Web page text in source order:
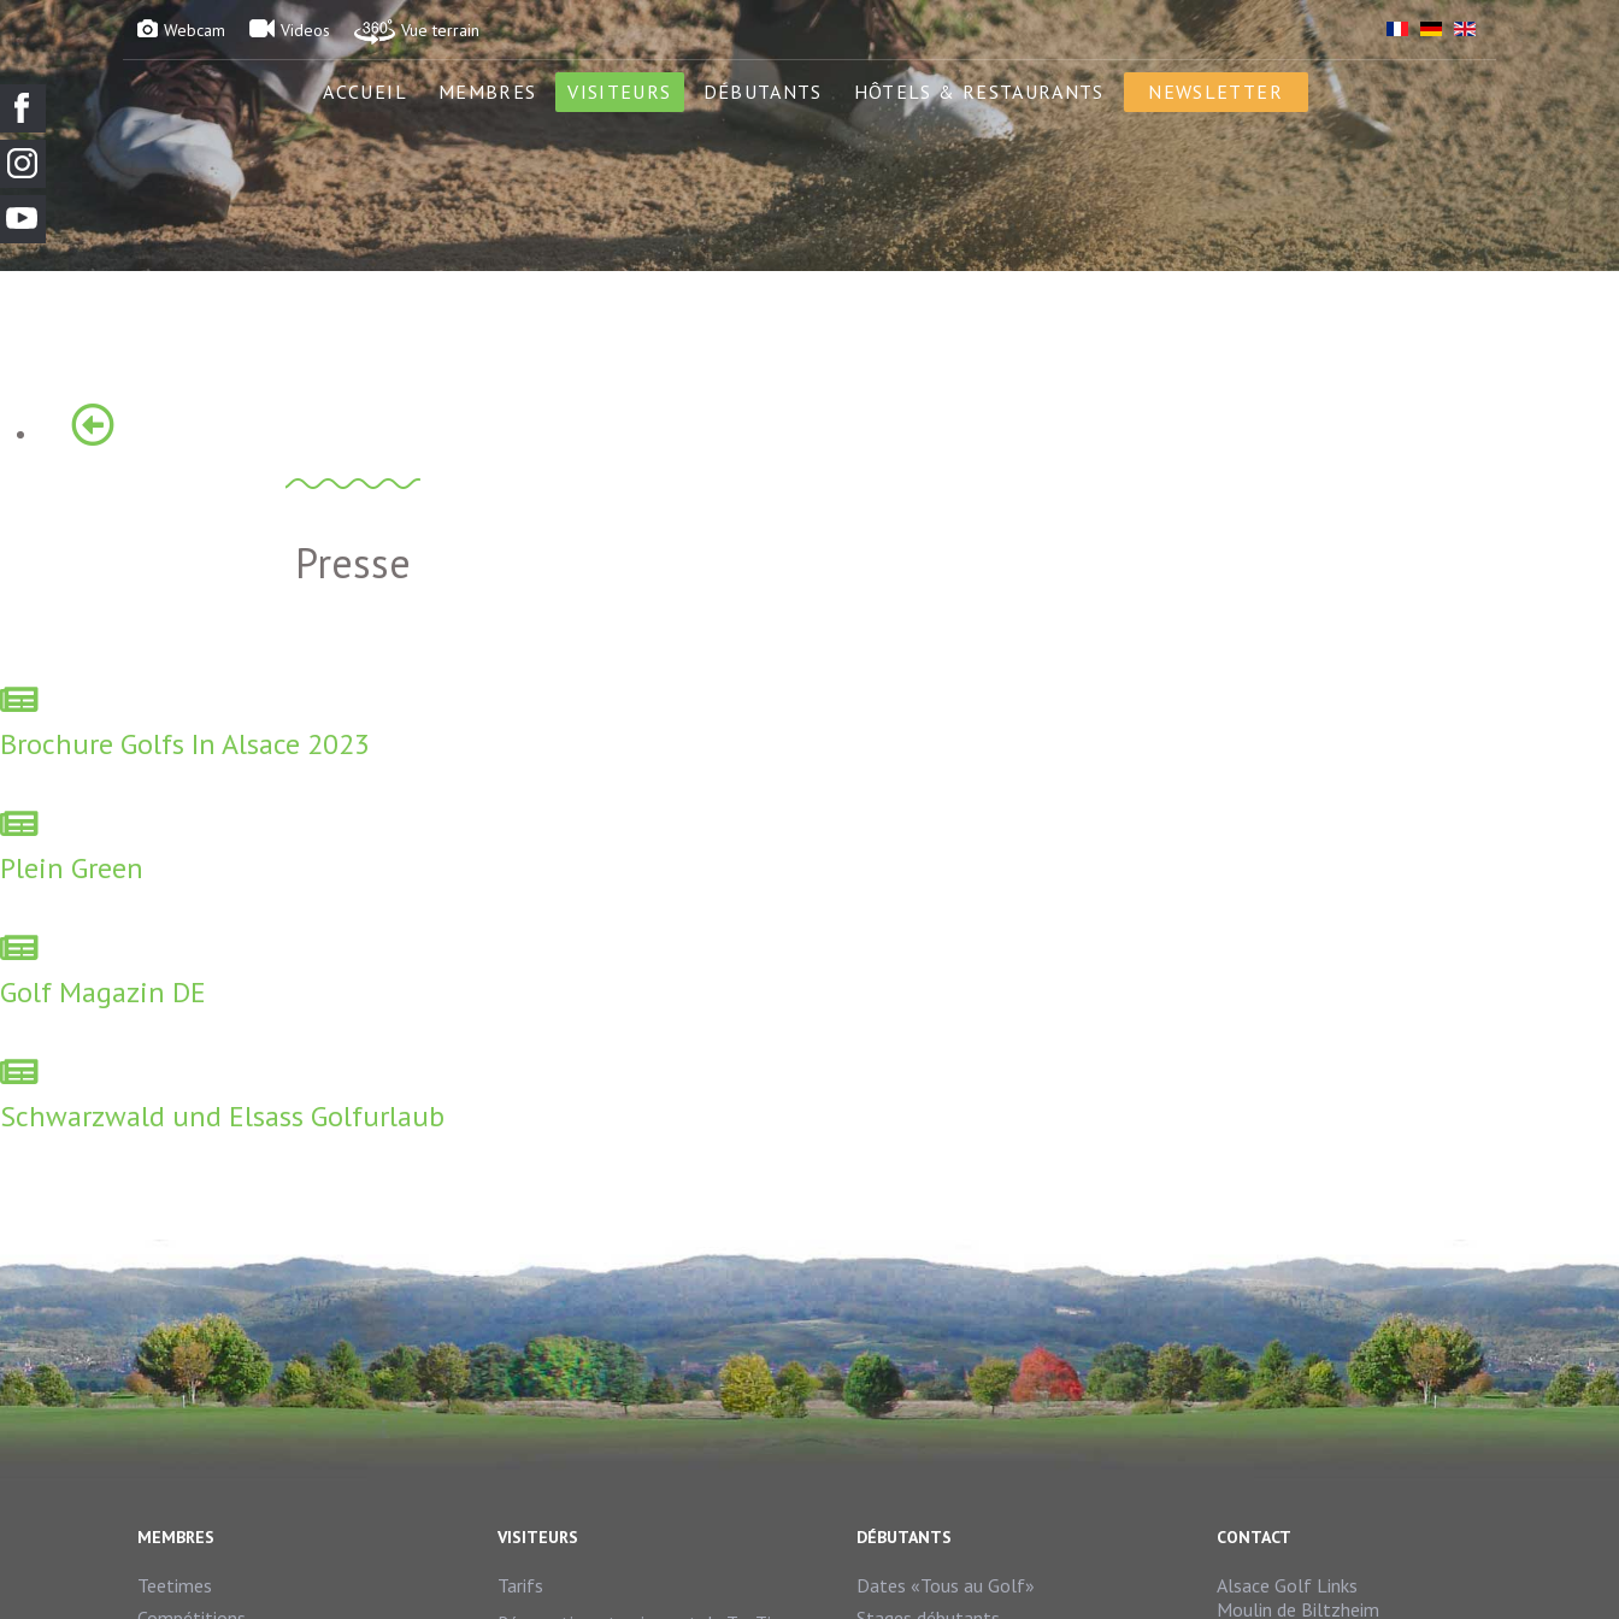
Webcam Videos Vue terrain
ACCUEIL MEMBRES VISITEURS DÉBUTANTS HÔTELS & RESTAURANTS NEWSLETTER
Presse
Brochure Golfs In Alsace 2023
Plein Green
Golf Magazin DE
Schwarzwald und Elsass Golfurlaub
MEMBRES
Teetimes
VISITEURS
Tarifs
DÉBUTANTS
Dates «Tous au Golf»
CONTACT
Alsace Golf Links
Moulin de Biltzheim